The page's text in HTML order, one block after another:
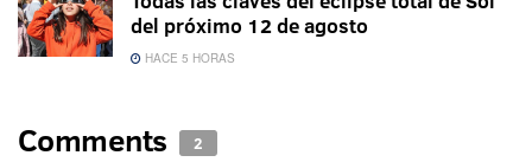
del próximo 12 de agosto
HACE 5 HORAS
Comments 2